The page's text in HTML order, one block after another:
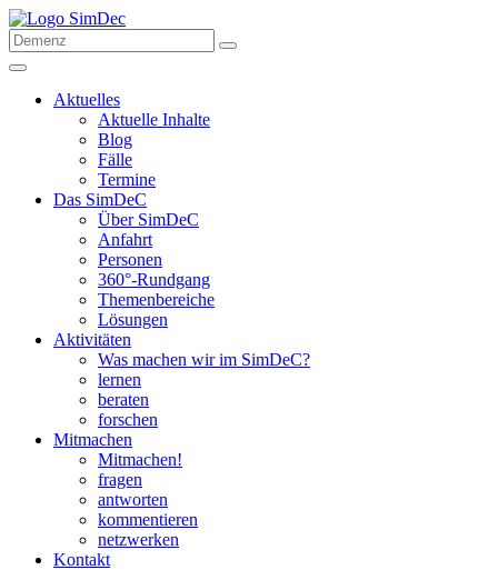
Aktuelles
Aktuelle Inhalte
Blog
Fälle
Termine
Das SimDeC
Über SimDeC
Anfahrt
Personen
360°-Rundgang
Themenbereiche
Lösungen
Aktivitäten
Was machen wir im SimDeC?
lernen
beraten
forschen
Mitmachen
Mitmachen!
fragen
antworten
kommentieren
netzwerken
Kontakt